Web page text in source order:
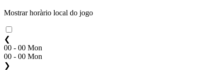
Mostrar horàrio local do jogo
❮
00 - 00 Mon
00 - 00 Mon
❯